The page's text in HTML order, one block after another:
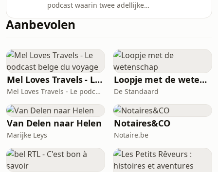
daar mee om en wat weten we over
Anna’s jeugd?Bijna tweehonderd jaar
later, op 10 april 1743, kwam Marie
Catherine van Merode ter wereld. Ze
werd geboren in e
podcast waarin twee adellijke
Anna van Croy (1564–1635) en gravin
Marie Catherine van Merode (1743–
historici Mirella Marini en Freeke De
Meyer en podcastmaker Anke
Verschueren je mee doorheen de
nieuwe tijd en tonen ze de rol, macht
en invloed van adellijke vrouwen in de
Habsburgse Nederlande
Aanbevolen
Mel Loves Travels - Le podcast belge du voyage
Mel Loves Travels - Le podcast belge du voyage
Loopje met de wetenschap
De Standaard
Van Delen naar Helen
Marijke Leys
Notaires&CO
Notaire.be